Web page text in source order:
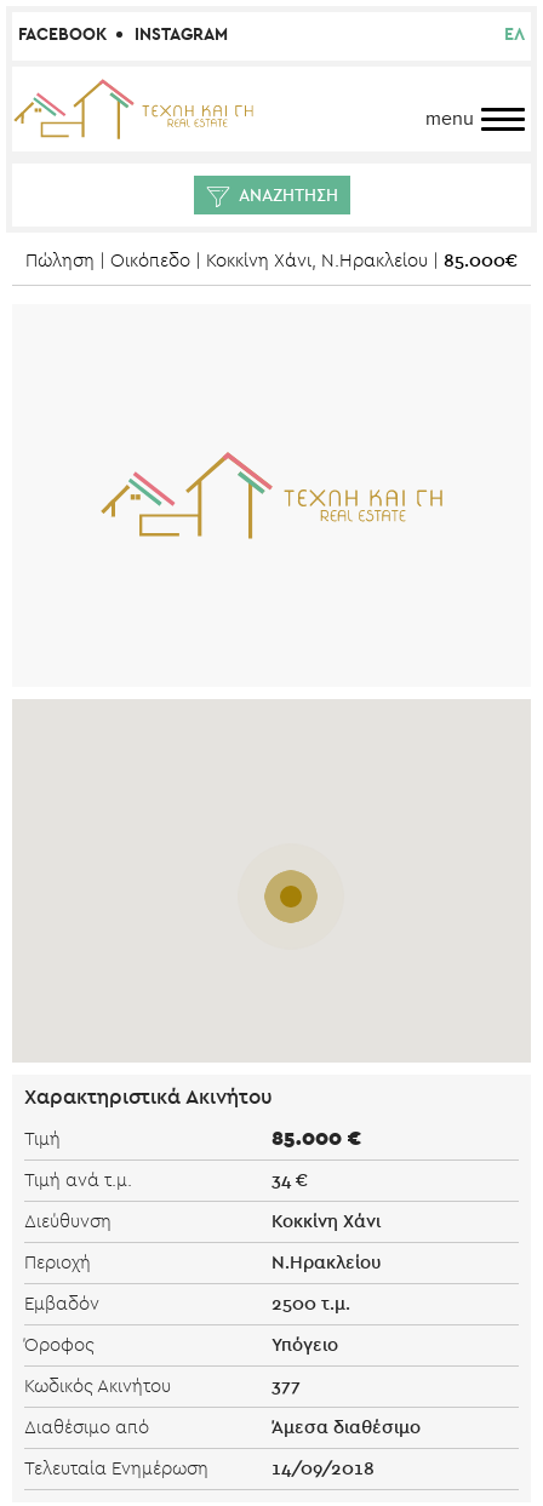
FACEBOOK INSTAGRAM ΕΛ
menu
ΑΝΑΖΗΤΗΣΗ
Πώληση | Οικόπεδο | Κοκκίνη Χάνι, Ν.Ηρακλείου | 85.000€
Χαρακτηριστικά Ακινήτου
Τιμή 85.000 €
Τιμή ανά τ.μ. 34 €
Διεύθυνση Κοκκίνη Χάνι
Περιοχή Ν.Ηρακλείου
Εμβαδόν 2500 τ.μ.
Όροφος Υπόγειο
Κωδικός Ακινήτου 377
Διαθέσιμο από Άμεσα διαθέσιμο
Τελευταία Ενημέρωση 14/09/2018